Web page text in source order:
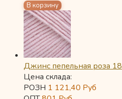
Джинс пепельная роза 18
Цена склада:
РОЗН 1 121,40 Руб